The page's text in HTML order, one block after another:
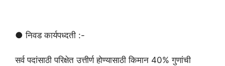
● निवड कार्यपध्दती :-
सर्व पदांसाठी परिक्षेत उत्तीर्ण होण्यासाठी किमान 40% गुणांची